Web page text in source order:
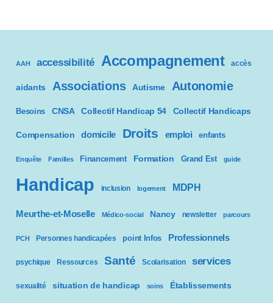
i
t
AAH accessibilité Accompagnement accès
aidants Associations Autisme Autonomie
Besoins CNSA Collectif Handicap 54 Collectif Handicaps
Compensation domicile Droits emploi enfants
Enquête Familles Financement Formation Grand Est guide
Handicap inclusion logement MDPH
Meurthe-et-Moselle Médico-social Nancy newsletter parcours
PCH Personnes handicapées point Infos Professionnels
psychique Ressources Santé Scolarisation services
sexualité situation de handicap soins Établissements